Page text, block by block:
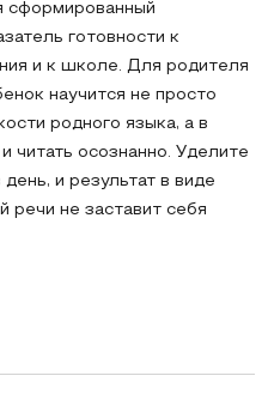
сформированный
готовности к
и к школе. Для родителя
научится не просто
родного языка, а в
читать осознанно. Уделите
и результат в виде
речи не заставит себя